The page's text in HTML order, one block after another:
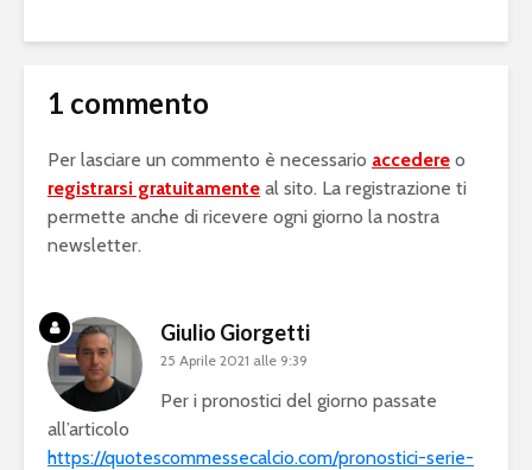
1 commento
Per lasciare un commento è necessario accedere o
registrarsi gratuitamente al sito. La registrazione ti
permette anche di ricevere ogni giorno la nostra
newsletter.
Giulio Giorgetti
25 Aprile 2021 alle 9:39
Per i pronostici del giorno passate
all’articolo
https://quotescommessecalcio.com/pronostici-serie-